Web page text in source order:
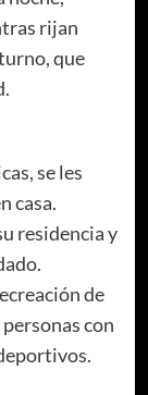
rijan
que
se les
casa.
residencia y
de
con